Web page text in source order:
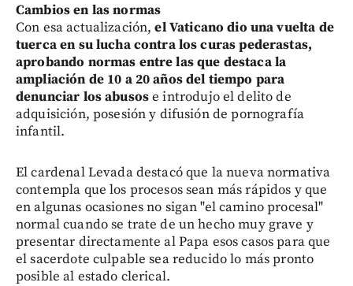
Cambios en las normas
Con esa actualización,el Vaticano dio una vuelta de
tuerca en su lucha contra los curas pederastas,
aprobando normas entre las que destaca la
ampliación de 10 a 20 años del tiempo para
denunciar los abusose introdujo el delito de
adquisición, posesión y difusión de pornografía
infantil.
El cardenal Levada destacó que la nueva normativa
contempla que los procesos sean más rápidos y que
en algunas ocasiones no sigan "el camino procesal"
normal cuando se trate de un hecho muy grave y
presentar directamente al Papa esos casos para que
el sacerdote culpable sea reducido lo más pronto
posible al estado clerical.